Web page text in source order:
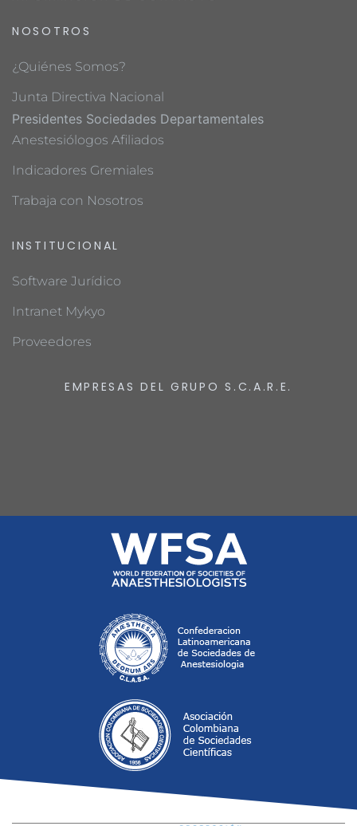
NOSOTROS
¿Quiénes Somos?
Junta Directiva Nacional
Presidentes Sociedades Departamentales
Anestesiólogos Afiliados
Indicadores Gremiales
Trabaja con Nosotros
INSTITUCIONAL
Software Jurídico
Intranet Mykyo
Proveedores
EMPRESAS DEL GRUPO S.C.A.R.E.